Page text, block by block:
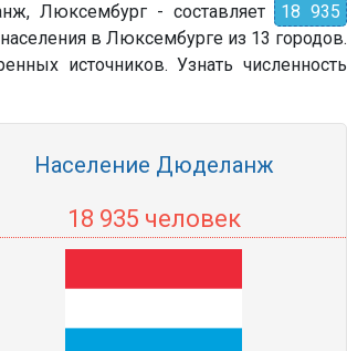
Люксембург - составляет 18 935
в Люксембурге из 13 городов.
источников. Узнать численность
Население Дюделанж
18 935 человек